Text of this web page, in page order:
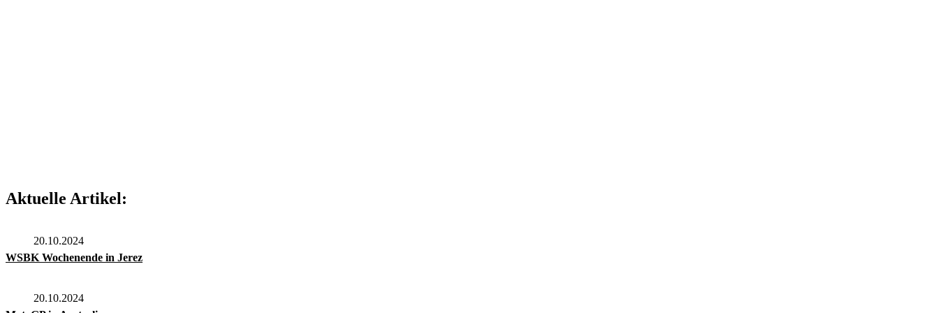
Aktuelle Artikel:
20.10.2024
WSBK Wochenende in Jerez
20.10.2024